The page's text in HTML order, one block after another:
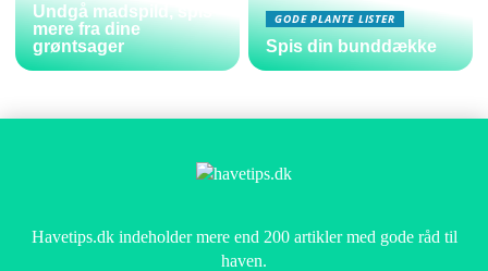
Undgå madspild, spis
mere fra dine
grøntsager
GODE PLANTE LISTER
Spis din bunddække
Havetips.dk indeholder mere end 200 artikler med gode råd til
haven.